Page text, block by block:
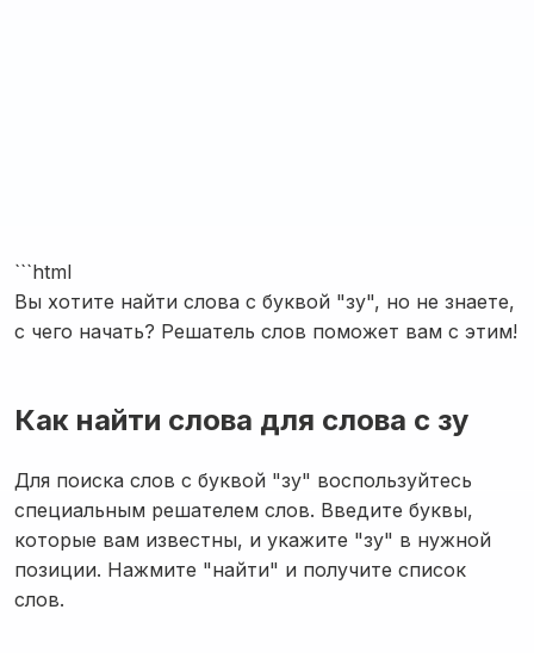
```html
Вы хотите найти слова с буквой "зу", но не знаете,
с чего начать? Решатель слов поможет вам с этим!
Как найти слова для слова с зу
Для поиска слов с буквой "зу" воспользуйтесь
специальным решателем слов. Введите буквы,
которые вам известны, и укажите "зу" в нужной
позиции. Нажмите "найти" и получите список
слов.